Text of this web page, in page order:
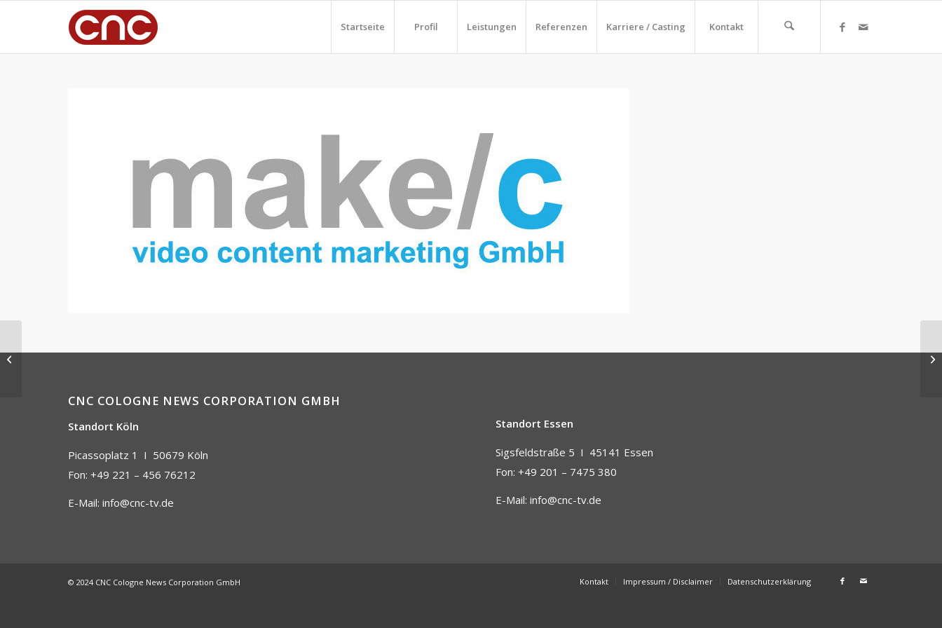
Startseite Profil Leistungen Referenzen Karriere / Casting Kontakt
CNC COLOGNE NEWS CORPORATION GMBH
Standort Köln
Picassoplatz 1 I 50679 Köln
Fon: +49 221 – 456 76212
E-Mail: info@cnc-tv.de
Standort Essen
Sigsfeldstraße 5 I 45141 Essen
Fon: +49 201 – 7475 380
E-Mail: info@cnc-tv.de
© 2024 CNC Cologne News Corporation GmbH Kontakt Impressum / Disclaimer Datenschutzerklärung